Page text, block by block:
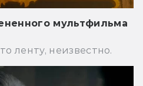
мультфильма
ленту, неизвестно.